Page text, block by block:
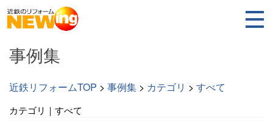
事例集
近鉄リフォームTOP > 事例集 > カテゴリ > すべて
カテゴリ｜すべて